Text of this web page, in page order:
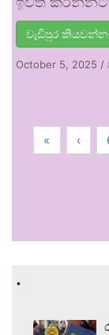
වැඩිපුර කියවන්න
October 5, 2025 /
« ‹
.